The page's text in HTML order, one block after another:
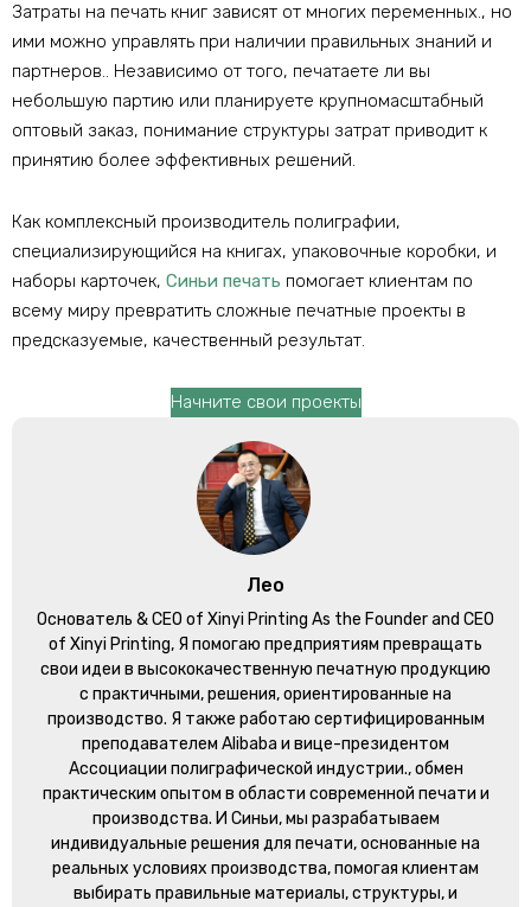
Затраты на печать книг зависят от многих переменных., но
ими можно управлять при наличии правильных знаний и
партнеров.. Независимо от того, печатаете ли вы
небольшую партию или планируете крупномасштабный
оптовый заказ, понимание структуры затрат приводит к
принятию более эффективных решений.
Как комплексный производитель полиграфии,
специализирующийся на книгах, упаковочные коробки, и
наборы карточек, Синьи печать помогает клиентам по
всему миру превратить сложные печатные проекты в
предсказуемые, качественный результат.
Начните свои проекты
Лео
Основатель &CEO of Xinyi Printing As the Founder and CEO
of Xinyi Printing, Я помогаю предприятиям превращать
свои идеи в высококачественную печатную продукцию
с практичными, решения, ориентированные на
производство. Я также работаю сертифицированным
преподавателем Alibaba и вице-президентом
Ассоциации полиграфической индустрии., обмен
практическим опытом в области современной печати и
производства. И Синьи, мы разрабатываем
индивидуальные решения для печати, основанные на
реальных условиях производства, помогая клиентам
выбирать правильные материалы, структуры, и